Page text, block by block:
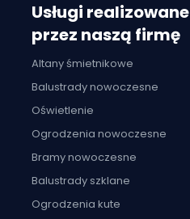
Usługi realizowane
przez naszą firmę
Altany śmietnikowe
Balustrady nowoczesne
Oświetlenie
Ogrodzenia nowoczesne
Bramy nowoczesne
Balustrady szklane
Ogrodzenia kute